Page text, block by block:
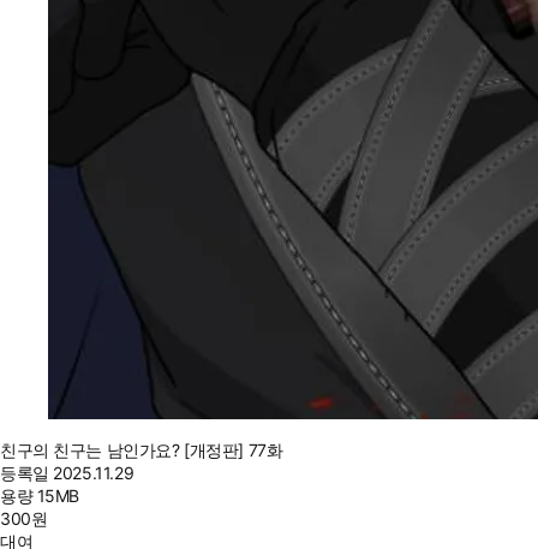
친구의 친구는 남인가요? [개정판] 77화
등록일 2025.11.29
용량15MB
300원
대여